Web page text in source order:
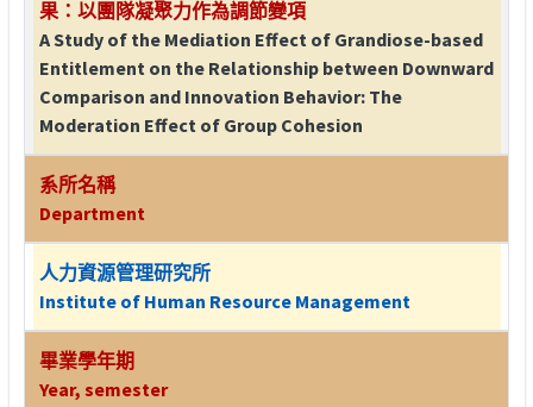
果：以團隊凝聚力作為調節變項
A Study of the Mediation Effect of Grandiose-based
Entitlement on the Relationship between Downward
Comparison and Innovation Behavior: The
Moderation Effect of Group Cohesion
系所名稱
Department
人力資源管理研究所
Institute of Human Resource Management
畢業學年期
Year, semester